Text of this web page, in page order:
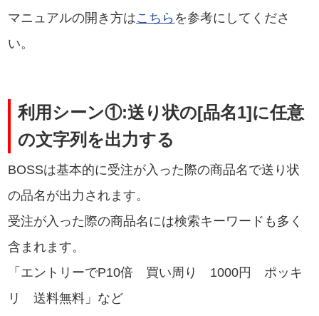
マニュアルの開き方はこちら を参考にしてくださ
い。
利用シーン①:送り状の[品名1]に任意
の文字列を出力する
BOSSは基本的に受注が入った際の商品名で送り状
の品名が出力されます。
受注が入った際の商品名には検索キーワードも多く
含まれます。
「エントリーでP10倍 買い周り 1000円 ポッキ
リ 送料無料」など